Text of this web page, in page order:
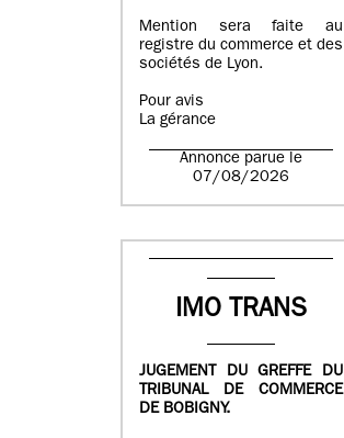
Mention sera faite au
registre du commerce et des
sociétés de Lyon.
Pour avis
La gérance
Annonce parue le
07/08/2026
IMO TRANS
JUGEMENT DU GREFFE DU
TRIBUNAL DE COMMERCE
DE BOBIGNY.